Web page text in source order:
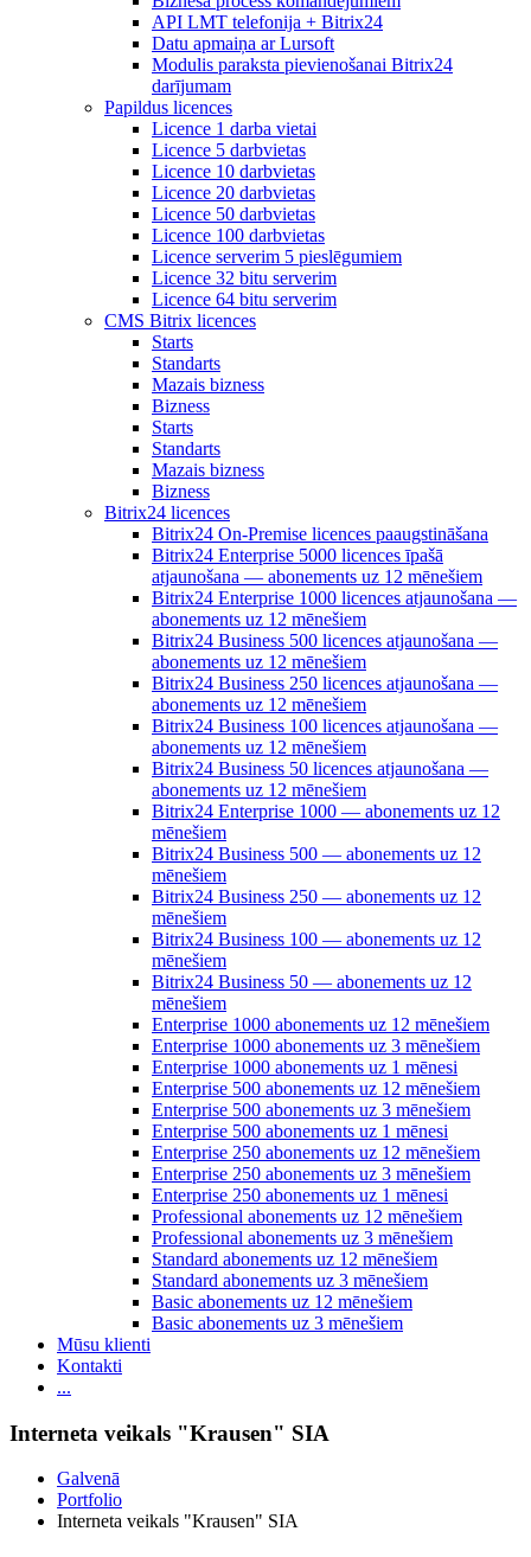
API LMT telefonija + Bitrix24
Datu apmaiņa ar Lursoft
Modulis paraksta pievienošanai Bitrix24
darījumam
Papildus licences
Licence 1 darba vietai
Licence 5 darbvietas
Licence 10 darbvietas
Licence 20 darbvietas
Licence 50 darbvietas
Licence 100 darbvietas
Licence serverim 5 pieslēgumiem
Licence 32 bitu serverim
Licence 64 bitu serverim
CMS Bitrix licences
Starts
Standarts
Mazais bizness
Bizness
Starts
Standarts
Mazais bizness
Bizness
Bitrix24 licences
Bitrix24 On-Premise licences paaugstināšana
Bitrix24 Enterprise 5000 licences īpašā
atjaunošana — abonements uz 12 mēnešiem
Bitrix24 Enterprise 1000 licences atjaunošana —
abonements uz 12 mēnešiem
Bitrix24 Business 500 licences atjaunošana —
abonements uz 12 mēnešiem
Bitrix24 Business 250 licences atjaunošana —
abonements uz 12 mēnešiem
Bitrix24 Business 100 licences atjaunošana —
abonements uz 12 mēnešiem
Bitrix24 Business 50 licences atjaunošana —
abonements uz 12 mēnešiem
Bitrix24 Enterprise 1000 — abonements uz 12
mēnešiem
Bitrix24 Business 500 — abonements uz 12
mēnešiem
Bitrix24 Business 250 — abonements uz 12
mēnešiem
Bitrix24 Business 100 — abonements uz 12
mēnešiem
Bitrix24 Business 50 — abonements uz 12
mēnešiem
Enterprise 1000 abonements uz 12 mēnešiem
Enterprise 1000 abonements uz 3 mēnešiem
Enterprise 1000 abonements uz 1 mēnesi
Enterprise 500 abonements uz 12 mēnešiem
Enterprise 500 abonements uz 3 mēnešiem
Enterprise 500 abonements uz 1 mēnesi
Enterprise 250 abonements uz 12 mēnešiem
Enterprise 250 abonements uz 3 mēnešiem
Enterprise 250 abonements uz 1 mēnesi
Professional abonements uz 12 mēnešiem
Professional abonements uz 3 mēnešiem
Standard abonements uz 12 mēnešiem
Standard abonements uz 3 mēnešiem
Basic abonements uz 12 mēnešiem
Basic abonements uz 3 mēnešiem
Mūsu klienti
Kontakti
...
Interneta veikals "Krausen" SIA
Galvenā
Portfolio
Interneta veikals "Krausen" SIA